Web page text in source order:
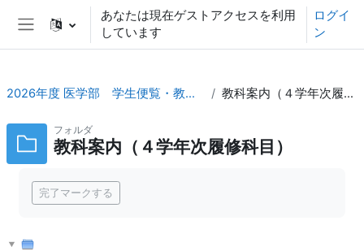
メインコンテンツへスキップする
サイドパネル
あなたは現在ゲストアクセスを利用
しています
ログイ
ン
2026年度 医学部 学生便覧・教科案内_TOP 教科案内（４学年次履修科目）
フォルダ
教科案内（４学年次履修科目）
完了マークする